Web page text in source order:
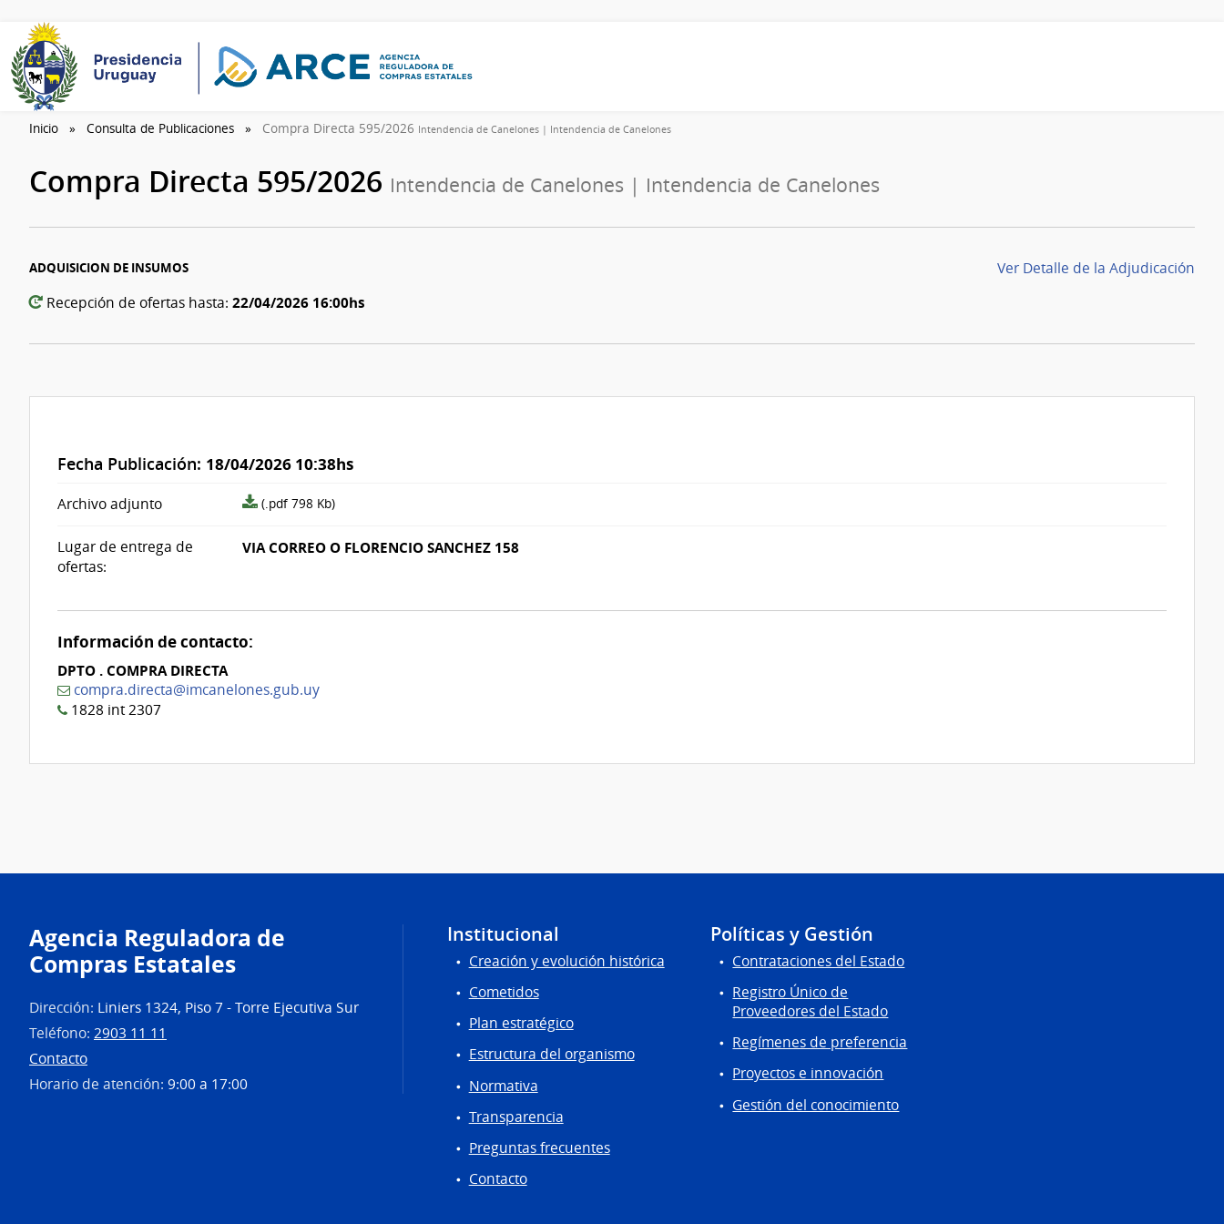
Inicio Consulta de Publicaciones Compra Directa 595/2026 Intendencia de Canelones | Intendencia de Canelones
Compra Directa 595/2026 Intendencia de Canelones | Intendencia de Canelones
ADQUISICION DE INSUMOS
Recepción de ofertas hasta: 22/04/2026 16:00hs
Ver Detalle de la Adjudicación
Fecha Publicación: 18/04/2026 10:38hs
Archivo adjunto
archivo
(.pdf 798 Kb)
Lugar de entrega de
ofertas:
VIA CORREO O FLORENCIO SANCHEZ 158
Información de contacto:
DPTO . COMPRA DIRECTA
compra.directa@imcanelones.gub.uy
1828 int 2307
Agencia Reguladora de
Compras Estatales
Dirección: Liniers 1324, Piso 7 - Torre Ejecutiva Sur
Teléfono: 2903 11 11
Contacto
Horario de atención: 9:00 a 17:00
Institucional
Creación y evolución histórica
Cometidos
Plan estratégico
Estructura del organismo
Normativa
Transparencia
Preguntas frecuentes
Contacto
Políticas y Gestión
Contrataciones del Estado
Registro Único de
Proveedores del Estado
Regímenes de preferencia
Proyectos e innovación
Gestión del conocimiento